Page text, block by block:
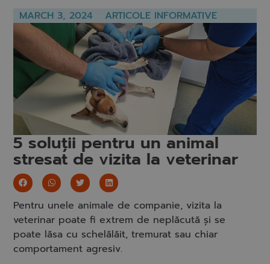
MARCH 3, 2024 ARTICOLE INFORMATIVE
5 soluții pentru un animal
stresat de vizita la veterinar
Pentru unele animale de companie, vizita la
veterinar poate fi extrem de neplăcută și se
poate lăsa cu schelălăit, tremurat sau chiar
comportament agresiv.